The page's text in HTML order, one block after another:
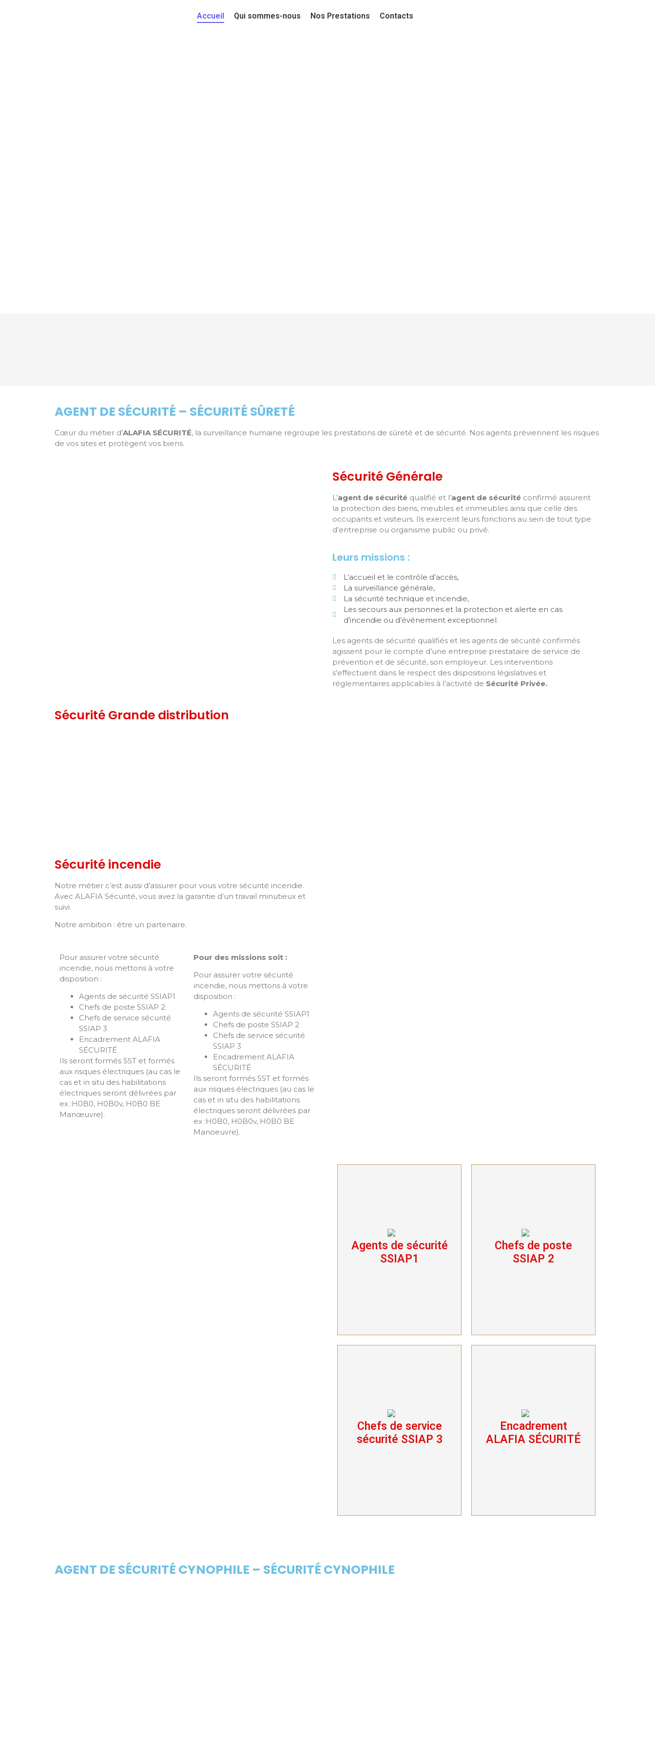
Accueil Qui sommes-nous Nos Prestations Contacts
AGENT DE SÉCURITÉ – SÉCURITÉ SÛRETÉ
Cœur du métier d’ALAFIA SÉCURITÉ, la surveillance humaine regroupe les prestations de sûreté et de sécurité. Nos agents préviennent les risques
de vos sites et protègent vos biens.
Sécurité Générale
L’agent de sécurité qualifié et l’agent de sécurité confirmé assurent
la protection des biens, meubles et immeubles ainsi que celle des
occupants et visiteurs. Ils exercent leurs fonctions au sein de tout type
d’entreprise ou organisme public ou privé.
Leurs missions :
L’accueil et le contrôle d’accès,
La surveillance générale,
La sécurité technique et incendie,
Les secours aux personnes et la protection et alerte en cas
d’incendie ou d’événement exceptionnel.
Les agents de sécurité qualifiés et les agents de sécurité confirmés
agissent pour le compte d’une entreprise prestataire de service de
prévention et de sécurité, son employeur. Les interventions
s’effectuent dans le respect des dispositions législatives et
réglementaires applicables à l’activité de Sécurité Privée.
Sécurité Grande distribution
Sécurité incendie
Notre métier c’est aussi d’assurer pour vous votre sécurité incendie.
Avec ALAFIA Sécurité, vous avez la garantie d’un travail minutieux et
suivi.
Notre ambition : être un partenaire.
Pour assurer votre sécurité
incendie, nous mettons à votre
disposition :
Agents de sécurité SSIAP1
Chefs de poste SSIAP 2
Chefs de service sécurité
SSIAP 3
Encadrement ALAFIA
SÉCURITÉ
Ils seront formés SST et formés
aux risques électriques (au cas le
cas et in situ des habilitations
électriques seront délivrées par
ex :H0B0, H0B0v, H0B0 BE
Manœuvre).
Pour des missions soit :
Pour assurer votre sécurité
incendie, nous mettons à votre
disposition :
Agents de sécurité SSIAP1
Chefs de poste SSIAP 2
Chefs de service sécurité
SSIAP 3
Encadrement ALAFIA
SÉCURITÉ
Ils seront formés SST et formés
aux risques électriques (au cas le
cas et in situ des habilitations
électriques seront délivrées par
ex :H0B0, H0B0v, H0B0 BE
Manoeuvre).
Agents de sécurité
SSIAP1
Agents de sécurité
SSIAP1
Chefs de poste
SSIAP 2
Chefs de poste
SSIAP 2
Chefs de service
sécurité SSIAP 3
Chefs de service
sécurité SSIAP 3
Encadrement
ALAFIA SÉCURITÉ
Encadrement
ALAFIA SÉCURITÉ
AGENT DE SÉCURITÉ CYNOPHILE – SÉCURITÉ CYNOPHILE